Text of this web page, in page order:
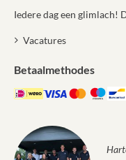
Iedere dag een glimlach!
Vacatures
Betaalmethodes